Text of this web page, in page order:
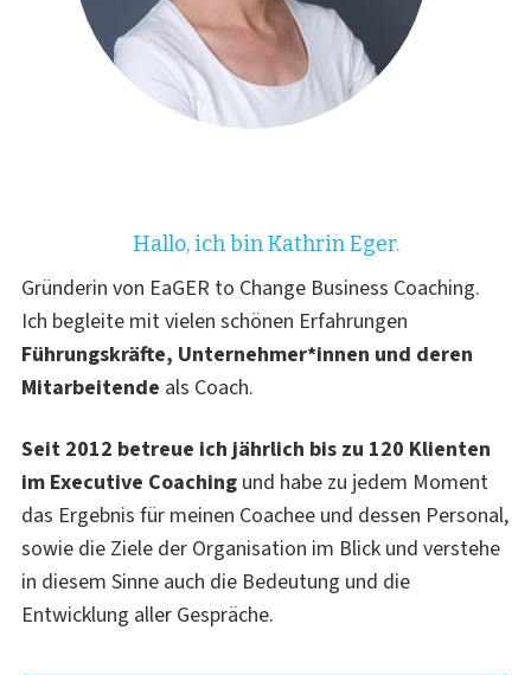
Hallo, ich bin Kathrin Eger.
Gründerin von EaGER to Change Business Coaching.
Ich begleite mit vielen schönen Erfahrungen
Führungskräfte, Unternehmer*innen und deren
Mitarbeitende als Coach.
Seit 2012 betreue ich jährlich bis zu 120 Klienten
im Executive Coachingund habe zu jedem Moment
das Ergebnis für meinen Coachee und dessen Personal,
sowie die Ziele der Organisation im Blick und verstehe
in diesem Sinne auch die Bedeutung und die
Entwicklung aller Gespräche.